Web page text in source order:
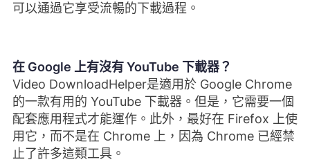
可以通過它享受流暢的下載過程。
在 Google 上有沒有 YouTube 下載器？
Video DownloadHelper是適用於 Google Chrome
的一款有用的 YouTube 下載器。但是，它需要一個
配套應用程式才能運作。此外，最好在 Firefox 上使
用它，而不是在 Chrome 上，因為 Chrome 已經禁
止了許多這類工具。